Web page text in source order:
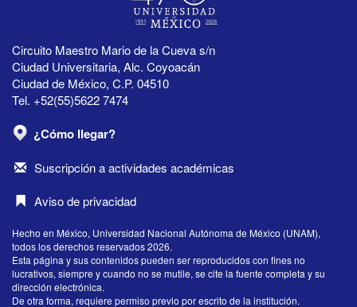
Circuito Maestro Mario de la Cueva s/n
Ciudad Universitaria, Alc. Coyoacán
Ciudad de México, C.P. 04510
Tel. +52(55)5622 7474
¿Cómo llegar?
Suscripción a actividades académicas
Aviso de privacidad
Hecho en México, Universidad Nacional Autónoma de México (UNAM),
todos los derechos reservados 2026.
Esta página y sus contenidos pueden ser reproducidos con fines no
lucrativos, siempre y cuando no se mutile, se cite la fuente completa y su
dirección electrónica.
De otra forma, requiere permiso previo por escrito de la institución.